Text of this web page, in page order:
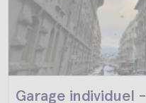
Garage individuel -